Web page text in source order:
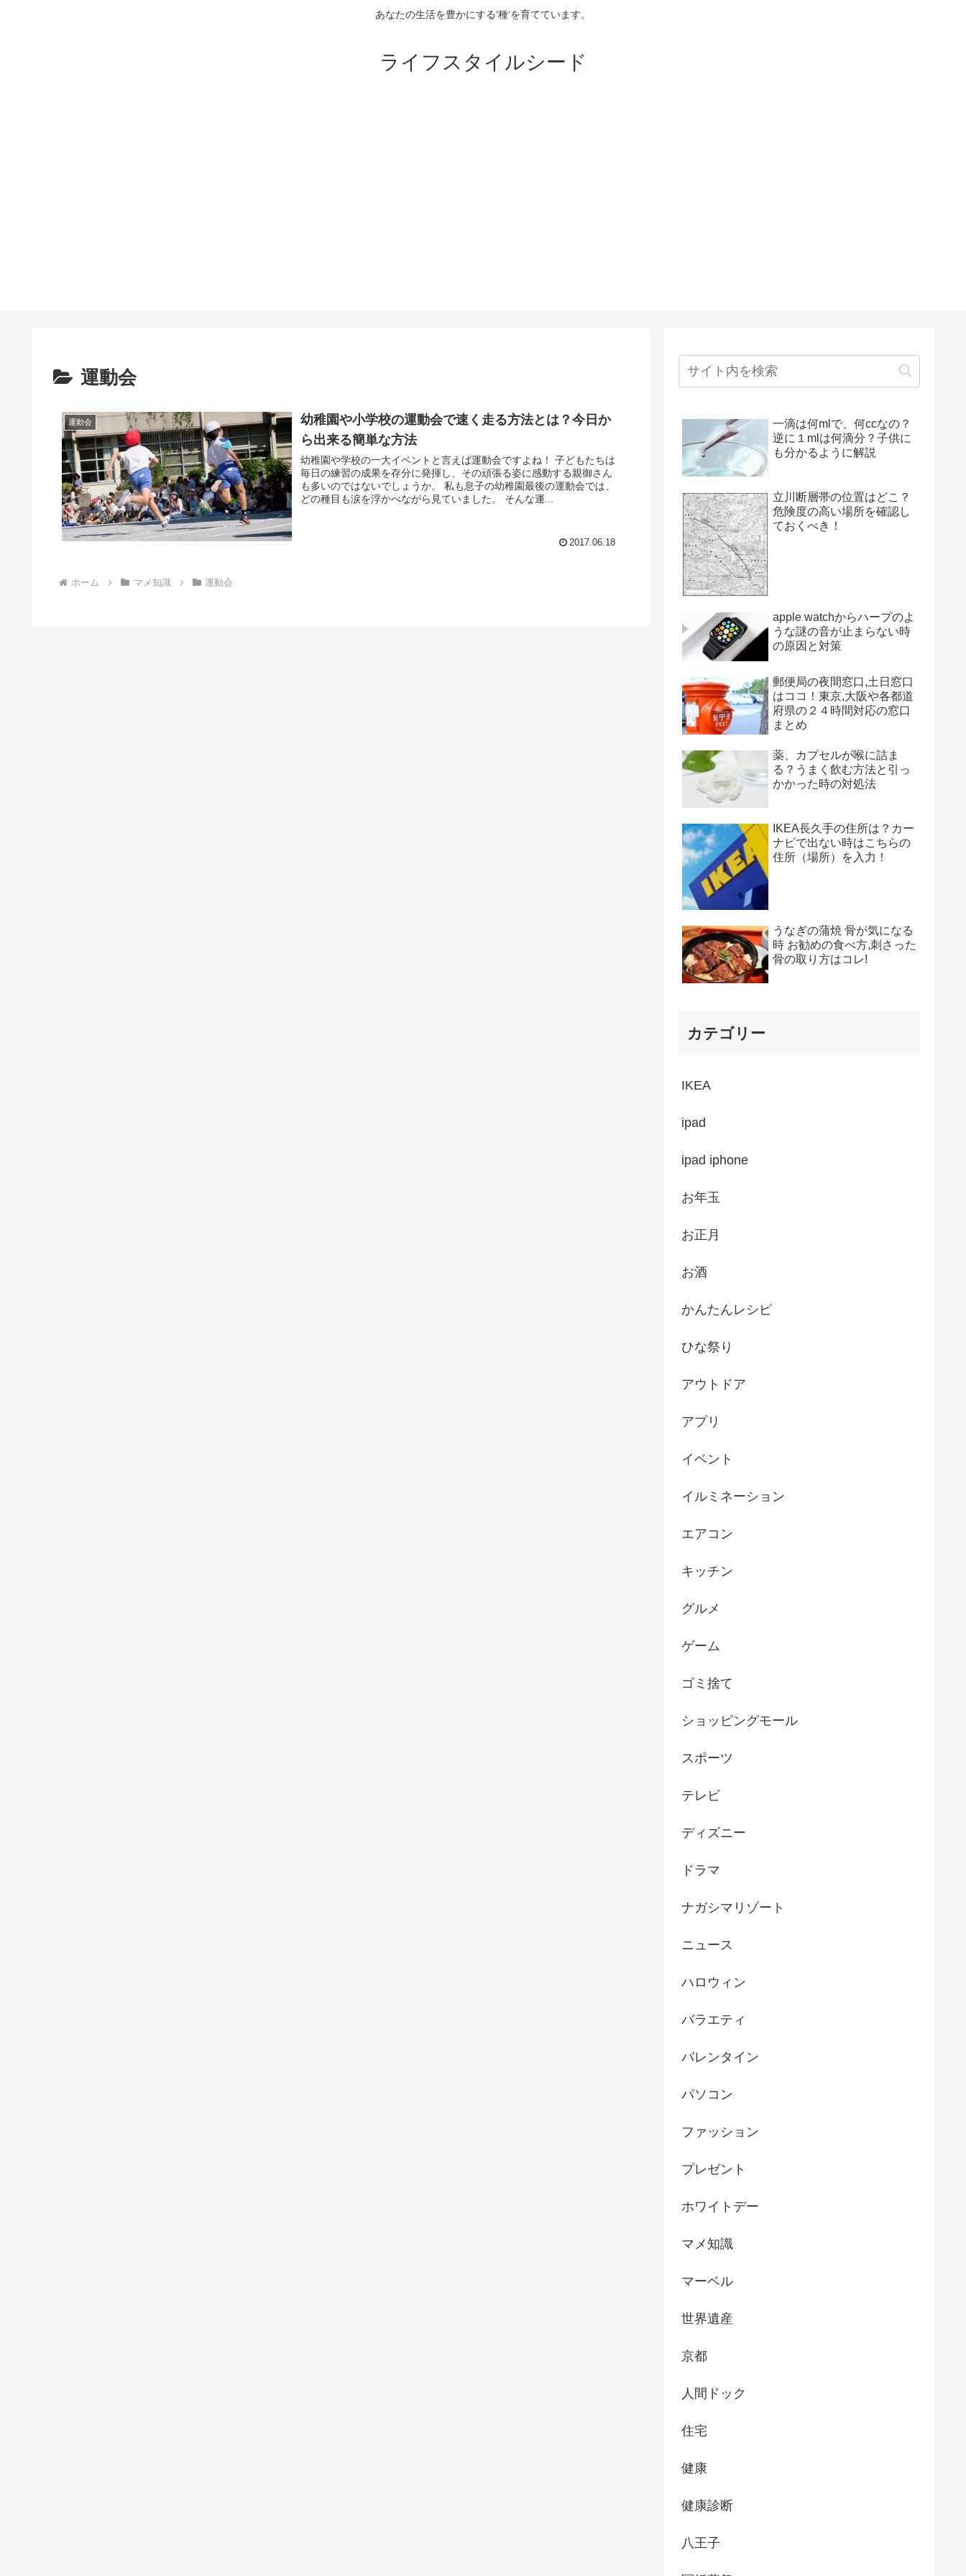
あなたの生活を豊かにする‘種‘を育てています。
ライフスタイルシード
運動会
運動会
幼稚園や小学校の運動会で速く走る方法とは？今日か
ら出来る簡単な方法
幼稚園や学校の一大イベントと言えば運動会ですよね！ 子どもたちは
毎日の練習の成果を存分に発揮し、その頑張る姿に感動する親御さん
も多いのではないでしょうか。 私も息子の幼稚園最後の運動会では、
どの種目も涙を浮かべながら見ていました。 そんな運...
2017.06.18
ホーム マメ知識 運動会
一滴は何mlで、何ccなの？
逆に１mlは何滴分？子供に
も分かるように解説
立川断層帯の位置はどこ？
危険度の高い場所を確認し
ておくべき！
apple watchからハープのよ
うな謎の音が止まらない時
の原因と対策
郵便局の夜間窓口,土日窓口
はココ！東京,大阪や各都道
府県の２４時間対応の窓口
まとめ
薬、カプセルが喉に詰ま
る？うまく飲む方法と引っ
かかった時の対処法
IKEA長久手の住所は？カー
ナビで出ない時はこちらの
住所（場所）を入力！
うなぎの蒲焼 骨が気になる
時 お勧めの食べ方,刺さった
骨の取り方はコレ!
カテゴリー
IKEA
ipad
ipad iphone
お年玉
お正月
お酒
かんたんレシピ
ひな祭り
アウトドア
アプリ
イベント
イルミネーション
エアコン
キッチン
グルメ
ゲーム
ゴミ捨て
ショッピングモール
スポーツ
テレビ
ディズニー
ドラマ
ナガシマリゾート
ニュース
ハロウィン
バラエティ
バレンタイン
パソコン
ファッション
プレゼント
ホワイトデー
マメ知識
マーベル
世界遺産
京都
人間ドック
住宅
健康
健康診断
八王子